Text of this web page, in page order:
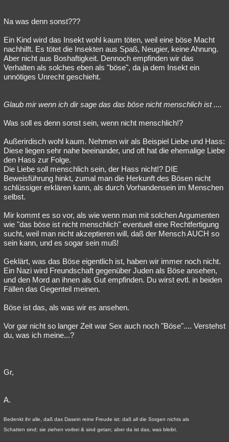
Na was denn sonst???
Ein Kind wird das Insekt wohl kaum töten, weil eine böse Macht
nachhilft. Es tötet die Insekten aus Spaß, Neugier, keine Ahnung.
Aber nicht aus Boshaftigkeit. Dennoch empfinden wir das
Verhalten als solches eben als "böse", da ja dem Insekt ein
unnötiges Unrecht geschieht.
Glaub mir wenn ich dir sage das das böse nicht menschlich ist ....
Was soll es denn sonst sein, wenn nicht menschlich!?
Außerirdisch wohl kaum. Nehmen wir als Beispiel Liebe und Hass:
Diese liegen sehr nahe beeinander, und oft hat die ehemalige Liebe
den Hass zur Folge.
Die Liebe soll menschlich sein, der Hass nicht!? DIE
Beweisführung hinkt, zumal man die Herkunft des Bösen nicht
schlüssiger erklären kann, als durch Vorhandensein im Menschen
selbst.
Mir kommt es so vor, als wie wenn man mit solchen Argumenten
wie "das böse ist nicht menschlich" eventuell eine Rechtfertigung
sucht, weil man nicht akzeptieren will, daß der Mensch AUCH so
sein kann, und es sogar sein muß!
Geklärt, was das Böse eigentlich ist, haben wir immer noch nicht.
Ein Nazi wird Freundschaft gegenüber Juden als Böse ansehen,
und den Mord an ihnen als Gut empfinden. Du wirst evtl. in beiden
Fällen das Gegenteil meinen.
Böse ist das, als was wir es ansehen.
Vor gar nicht so langer Zeit war Sex auch noch "Böse".... Verstehst
du, was ich meine...?
Gr,
A.
Bedenkt ihr alle, daß das Dasein reine Freude ist; daß all die Sorgen nichts als
Schatten sind; sie ziehen vorbei & sind getan; aber da ist das, was bleibt.